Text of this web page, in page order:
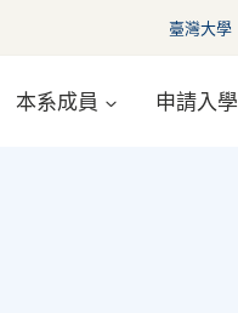
臺灣大學
本系成員 申請入學